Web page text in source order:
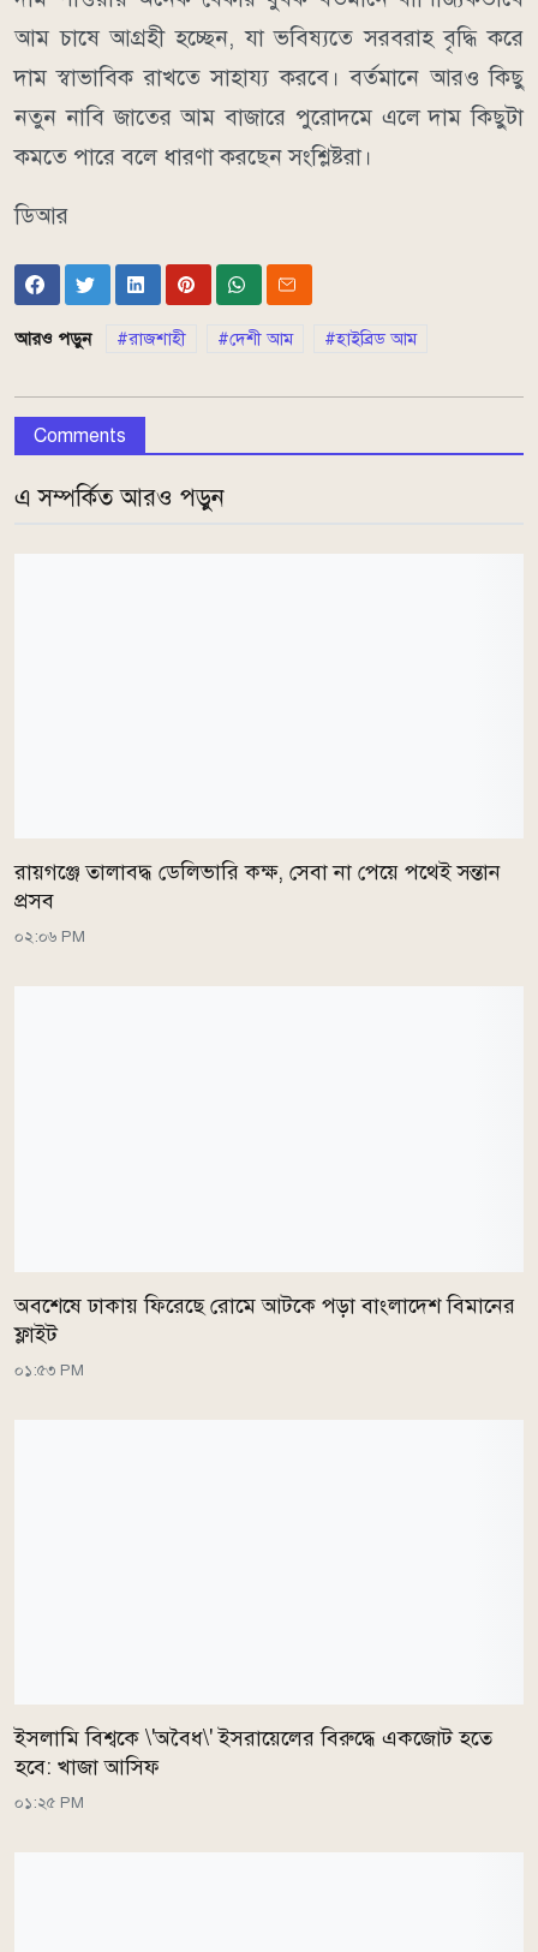
আম চাষে আগ্রহী হচ্ছেন, যা ভবিষ্যতে সরবরাহ বৃদ্ধি করে
দাম স্বাভাবিক রাখতে সাহায্য করবে। বর্তমানে আরও কিছু
নতুন নাবি জাতের আম বাজারে পুরোদমে এলে দাম কিছুটা
কমতে পারে বলে ধারণা করছেন সংশ্লিষ্টরা।
ডিআর
আরও পড়ুন রাজশাহী দেশী আম হাইব্রিড আম
Comments
এ সম্পর্কিত আরও পড়ুন
রায়গঞ্জে তালাবদ্ধ ডেলিভারি কক্ষ, সেবা না পেয়ে পথেই সন্তান
প্রসব
০২:০৬ PM
অবশেষে ঢাকায় ফিরেছে রোমে আটকে পড়া বাংলাদেশ বিমানের
ফ্লাইট
০১:৫৩ PM
ইসলামি বিশ্বকে \'অবৈধ\' ইসরায়েলের বিরুদ্ধে একজোট হতে
হবে: খাজা আসিফ
০১:২৫ PM